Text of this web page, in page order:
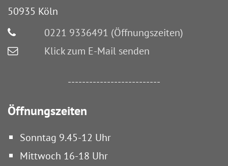
50935 Köln
0221 9336491 (Öffnungszeiten)
Klick zum E-Mail senden
--------------------------
Öffnungszeiten
Sonntag 9.45-12 Uhr
Mittwoch 16-18 Uhr